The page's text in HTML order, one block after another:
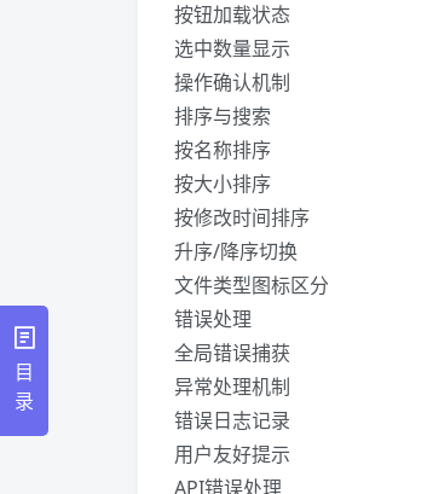
按钮加载状态
选中数量显示
操作确认机制
排序与搜索
按名称排序
按大小排序
按修改时间排序
升序/降序切换
文件类型图标区分
错误处理
全局错误捕获
异常处理机制
错误日志记录
用户友好提示
API错误处理
目
录